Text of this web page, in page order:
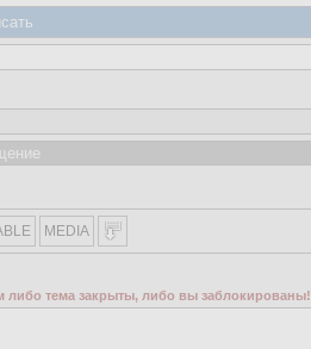
MEDIA
тема закрыты, либо вы заблокированы!